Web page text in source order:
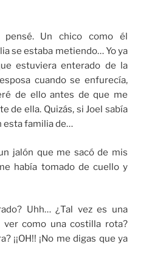
pensé. Un chico como él
se estaba metiendo… Yo ya
estuviera enterado de la
cuando se enfurecía,
de ello antes de que me
de ella. Quizás, si Joel sabía
esta familia de…
jalón que me sacó de mis
había tomado de cuello y
Uhh… ¿Tal vez es una
como una costilla rota?
¡¡OH!! ¡No me digas que ya